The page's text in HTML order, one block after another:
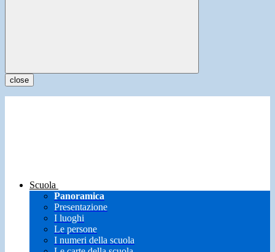
close
Scuola
Panoramica
Presentazione
I luoghi
Le persone
I numeri della scuola